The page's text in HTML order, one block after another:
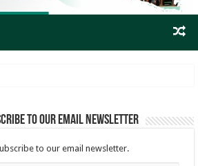
to our email newsletter
to our email newsletter.